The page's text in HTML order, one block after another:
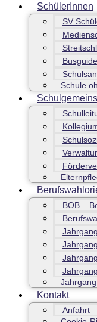
SchülerInnen
SV
Schule
BOB –
Kontakt
Anfahrt